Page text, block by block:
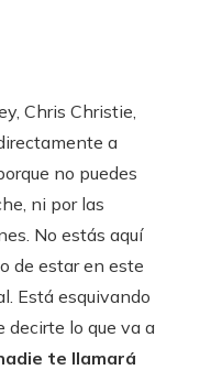
Chris Christie,
a
no puedes
ni por las
No estás aquí
de estar en este
Está esquivando
decirte lo que va a
te llamará